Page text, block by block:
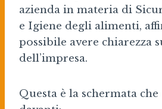
azienda in materia di
e Igiene degli alimenti,
possibile avere chiarezza
dell’impresa.
Questa è la schermata